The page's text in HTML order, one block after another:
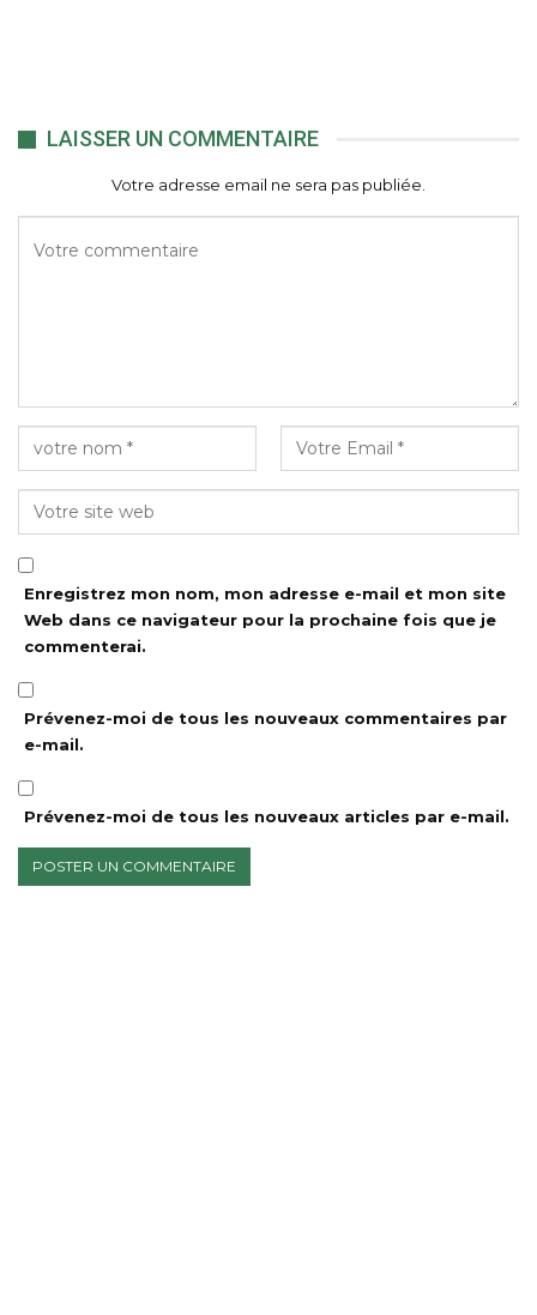
LAISSER UN COMMENTAIRE
Votre adresse email ne sera pas publiée.
Enregistrez mon nom, mon adresse e-mail et mon site
Web dans ce navigateur pour la prochaine fois que je
commenterai.
Prévenez-moi de tous les nouveaux commentaires par
e-mail.
Prévenez-moi de tous les nouveaux articles par e-mail.